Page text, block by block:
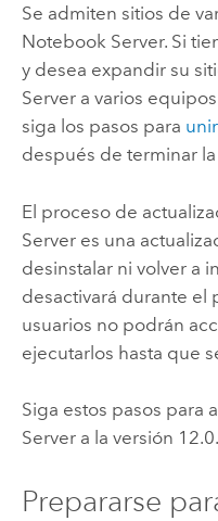
Se admiten sitios de
Notebook Server. Si
y desea expandir su
Servera varios
siga los pasos para
después de terminar
El proceso de
Serveres una
desinstalar ni volver a
desactivará durante el
usuarios no podrán
ejecutarlos hasta que
Siga estos pasos para
Servera la versión 12.0.
Prepararse